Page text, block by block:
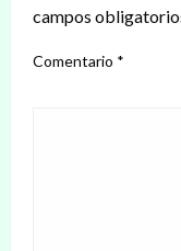
campos
Comentario *